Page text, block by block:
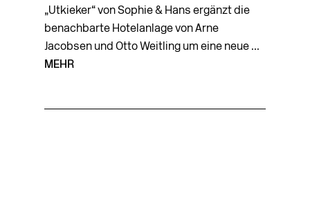
„Utkieker“ von Sophie & Hans ergänzt die
benachbarte Hotelanlage von Arne
Jacobsen und Otto Weitling um eine neue ...
MEHR